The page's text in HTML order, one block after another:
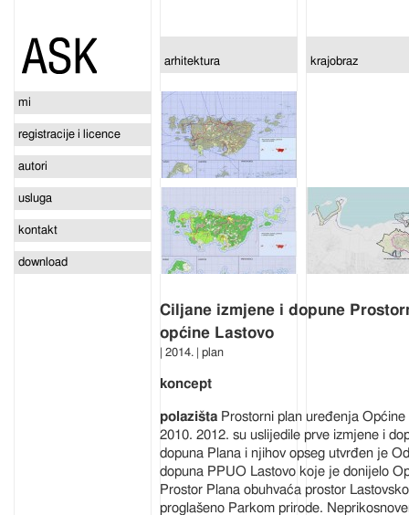
arhitektura krajobraz
mi
registracije i licence
autori
usluga
kontakt
download
Ciljane izmjene i dopune
općine Lastovo
| 2014. | plan
koncept
Prostorni plan uređenja
2010. 2012. su uslijedile prve izmjene i
dopuna Plana i njihov opseg utvrđen je
dopuna PPUO Lastovo koje je donijelo
Prostor Plana obuhvaća prostor
proglašeno Parkom prirode.